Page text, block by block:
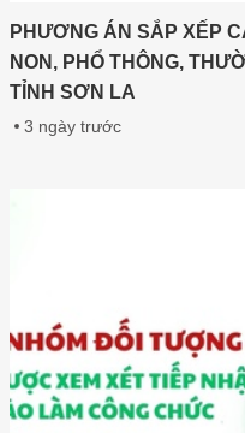
PHƯƠNG ÁN SẮP XẾP
NON, PHỔ THÔNG,
TỈNH SƠN LA
3 ngày trước